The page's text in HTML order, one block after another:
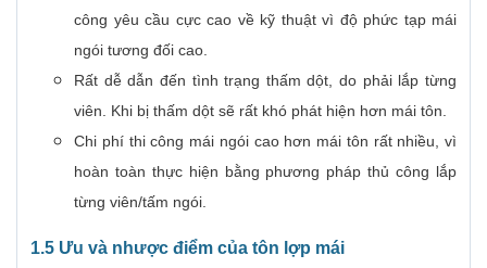
công yêu cầu cực cao về kỹ thuật vì độ phức tạp mái
ngói tương đối cao.
Rất dễ dẫn đến tình trạng thấm dột, do phải lắp từng
viên. Khi bị thấm dột sẽ rất khó phát hiện hơn mái tôn.
Chi phí thi công mái ngói cao hơn mái tôn rất nhiều, vì
hoàn toàn thực hiện bằng phương pháp thủ công lắp
từng viên/tấm ngói.
1.5 Ưu và nhược điểm của tôn lợp mái